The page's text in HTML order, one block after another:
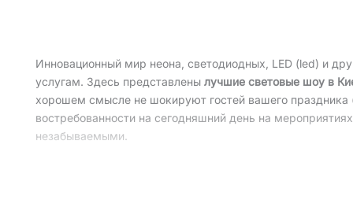
Инновационный мир неона, светодиодных, LED (led) и
услугам. Здесь представленылучшие световые шоу в
хорошем смысле не шокируют гостей вашего праздника
востребованности на сегодняшний день на
незабываемыми.